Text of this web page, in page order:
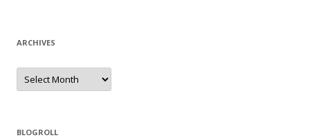
ARCHIVES
Archives
BLOGROLL